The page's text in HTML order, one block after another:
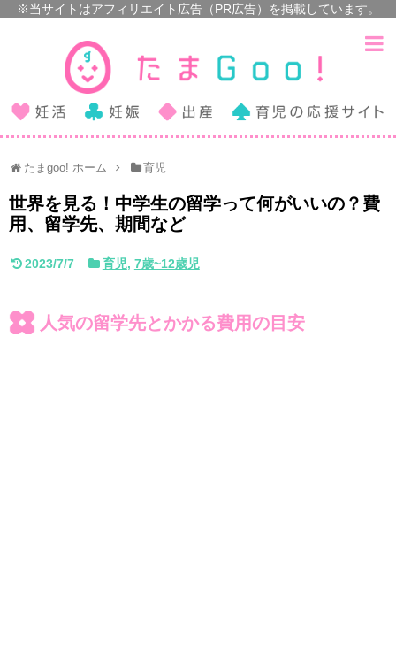
たまgoo! ホーム 育児
世界を見る！中学生の留学って何がいいの？費
用、留学先、期間など
2023/7/7 育児, 7歳~12歳児
人気の留学先とかかる費用の目安